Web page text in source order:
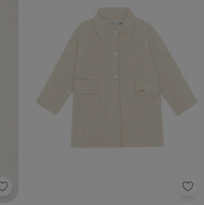
Pulla Bulla - Blusão Moletinho